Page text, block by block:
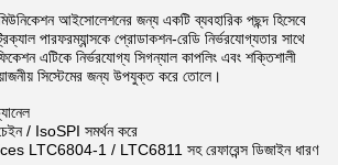
আইসোলেশনের জন্য একটি ব্যবহারিক পছন্দ হিসেবে
পারফরম্যান্সকে প্রোডাকশন-রেডি নির্ভরযোগ্যতার সাথে
এটিকে নির্ভরযোগ্য সিগন্যাল কাপলিং এবং শক্তিশালী
সিস্টেমের জন্য উপযুক্ত করে তোলে।
/ IsoSPI সমর্থন করে
LTC6804-1 / LTC6811 সহ রেফারেন্স ডিজাইন ধারণ